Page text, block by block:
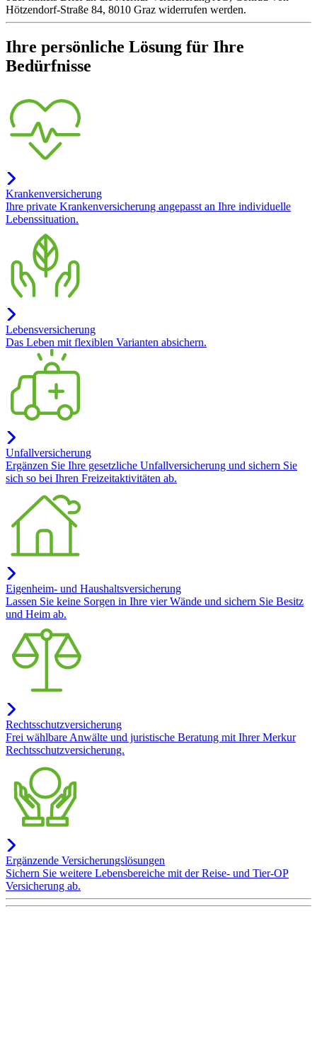
Hötzendorf-Straße 84, 8010 Graz widerrufen werden.
Ihre persönliche Lösung für Ihre
Bedürfnisse
Krankenversicherung
Ihre private Krankenversicherung angepasst an Ihre individuelle
Lebenssituation.
Lebensversicherung
Das Leben mit flexiblen Varianten absichern.
Unfallversicherung
Ergänzen Sie Ihre gesetzliche Unfallversicherung und sichern Sie
sich so bei Ihren Freizeitaktivitäten ab.
Eigenheim- und Haushaltsversicherung
Lassen Sie keine Sorgen in Ihre vier Wände und sichern Sie Besitz
und Heim ab.
Rechtsschutzversicherung
Frei wählbare Anwälte und juristische Beratung mit Ihrer Merkur
Rechtsschutzversicherung.
Ergänzende Versicherungslösungen
Sichern Sie weitere Lebensbereiche mit der Reise- und Tier-OP
Versicherung ab.